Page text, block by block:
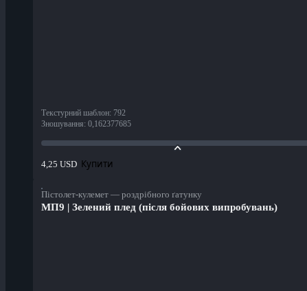
Текстурний шаблон: 792
Зношування: 0,162377685
4,25 USD Купити
Пістолет-кулемет — роздрібного ґатунку
МП9 | Зелений плед (після бойових випробувань)